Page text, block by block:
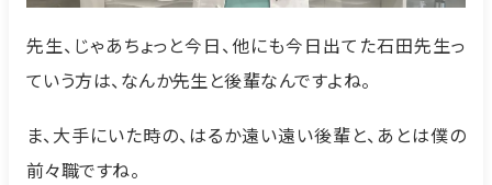
先生、じゃあちょっと今日、他にも今日出てた石田先生っ
ていう方は、なんか先生と後輩なんですよね。
ま、大手にいた時の、はるか遠い遠い後輩と、あとは僕の
前々職ですね。